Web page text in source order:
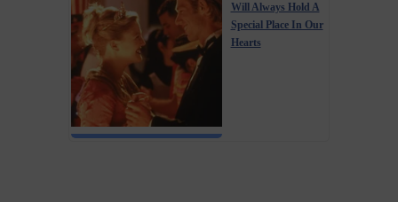
Will Always Hold A
Special Place In Our
Hearts